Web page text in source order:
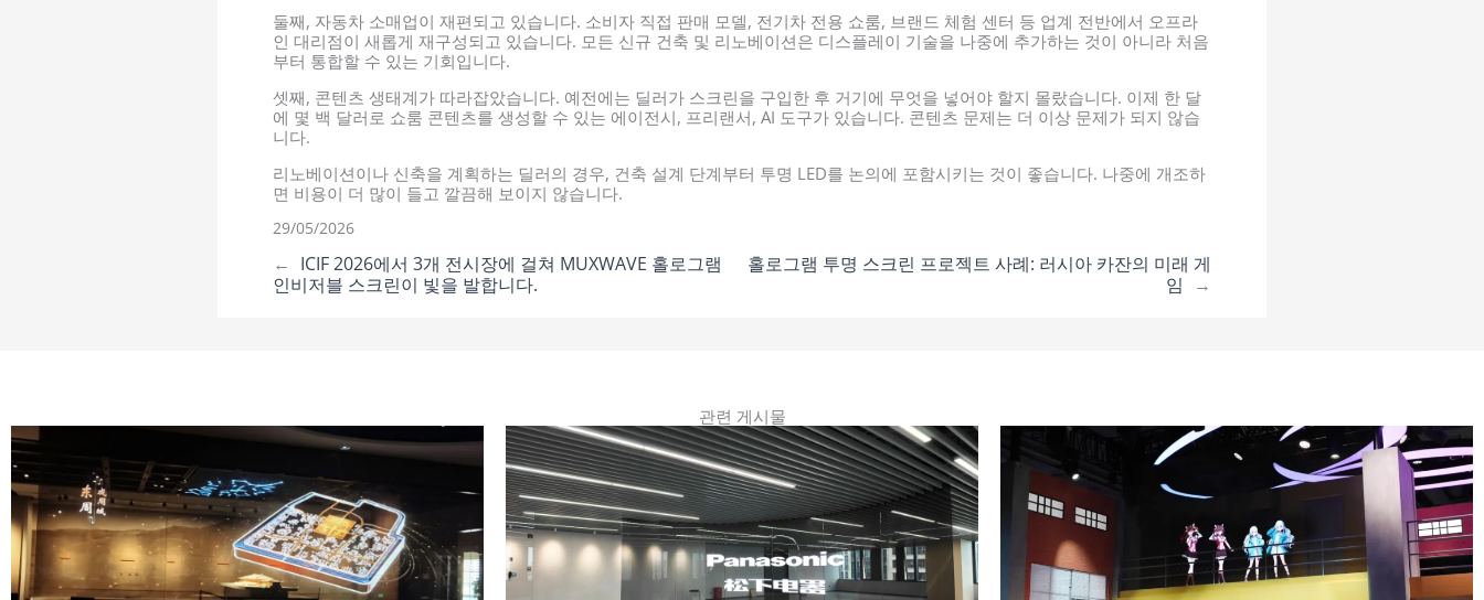
둘째, 자동차 소매업이 재편되고 있습니다. 소비자 직접 판매 모델, 전기차 전용 쇼룸, 브랜드 체험 센터 등 업계 전반에서 오프라
인 대리점이 새롭게 재구성되고 있습니다. 모든 신규 건축 및 리노베이션은 디스플레이 기술을 나중에 추가하는 것이 아니라 처음
부터 통합할 수 있는 기회입니다.
셋째, 콘텐츠 생태계가 따라잡았습니다. 예전에는 딜러가 스크린을 구입한 후 거기에 무엇을 넣어야 할지 몰랐습니다. 이제 한 달
에 몇 백 달러로 쇼룸 콘텐츠를 생성할 수 있는 에이전시, 프리랜서, AI 도구가 있습니다. 콘텐츠 문제는 더 이상 문제가 되지 않습
니다.
리노베이션이나 신축을 계획하는 딜러의 경우, 건축 설계 단계부터 투명 LED를 논의에 포함시키는 것이 좋습니다. 나중에 개조하
면 비용이 더 많이 들고 깔끔해 보이지 않습니다.
29/05/2026
← ICIF 2026에서 3개 전시장에 걸쳐 MUXWAVE 홀로그램
인비저블 스크린이 빛을 발합니다.
홀로그램 투명 스크린 프로젝트 사례: 러시아 카잔의 미래 게
임
→
관련 게시물